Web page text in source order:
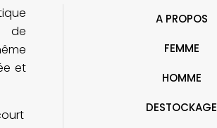
de j'ai dit oui sauf la robe
de
et
A PROPOS
FEMME
HOMME
DESTOCKAGE